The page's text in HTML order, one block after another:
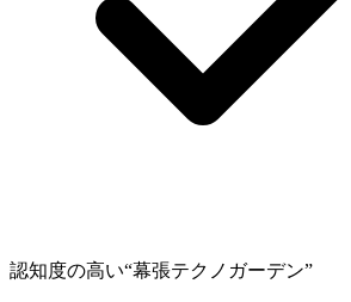
認知度の高い“幕張テクノガーデン”